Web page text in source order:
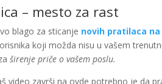
– mesto za rast
blago za sticanje novih pratilaca
koji možda nisu u vašem
širenje priče o vašem poslu.
video završi na ovde potrebno je da